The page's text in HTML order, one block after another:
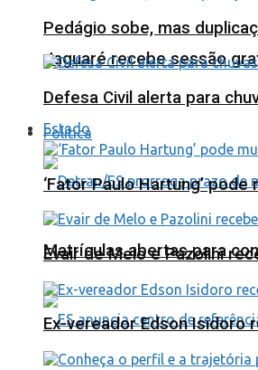
Jaguaré recebe sessão
Estado
Matrículas abertas para
Pedágio sobe, mas
Defesa Civil alerta para
Política
‘Fator Paulo Hartung’
Evair de Melo e Pazolini
Ex-vereador Edson Isidoro